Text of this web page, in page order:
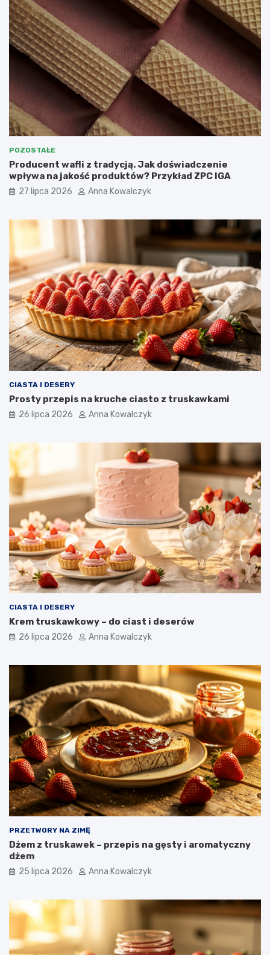
POZOSTAŁE
Producent wafli z tradycją. Jak doświadczenie
wpływa na jakość produktów? Przykład ZPC IGA
27 lipca 2026 Anna Kowalczyk
CIASTA I DESERY
Prosty przepis na kruche ciasto z truskawkami
26 lipca 2026 Anna Kowalczyk
CIASTA I DESERY
Krem truskawkowy – do ciast i deserów
26 lipca 2026 Anna Kowalczyk
PRZETWORY NA ZIMĘ
Dżem z truskawek – przepis na gęsty i aromatyczny
dżem
25 lipca 2026 Anna Kowalczyk